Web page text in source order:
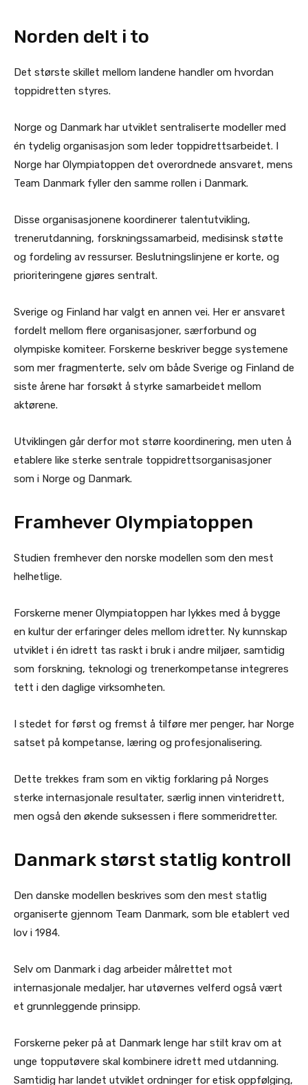
Norden delt i to
Det største skillet mellom landene handler om hvordan
toppidretten styres.
Norge og Danmark har utviklet sentraliserte modeller med
én tydelig organisasjon som leder toppidrettsarbeidet. I
Norge har Olympiatoppen det overordnede ansvaret, mens
Team Danmark fyller den samme rollen i Danmark.
Disse organisasjonene koordinerer talentutvikling,
trenerutdanning, forskningssamarbeid, medisinsk støtte
og fordeling av ressurser. Beslutningslinjene er korte, og
prioriteringene gjøres sentralt.
Sverige og Finland har valgt en annen vei. Her er ansvaret
fordelt mellom flere organisasjoner, særforbund og
olympiske komiteer. Forskerne beskriver begge systemene
som mer fragmenterte, selv om både Sverige og Finland de
siste årene har forsøkt å styrke samarbeidet mellom
aktørene.
Utviklingen går derfor mot større koordinering, men uten å
etablere like sterke sentrale toppidrettsorganisasjoner
som i Norge og Danmark.
Framhever Olympiatoppen
Studien fremhever den norske modellen som den mest
helhetlige.
Forskerne mener Olympiatoppen har lykkes med å bygge
en kultur der erfaringer deles mellom idretter. Ny kunnskap
utviklet i én idrett tas raskt i bruk i andre miljøer, samtidig
som forskning, teknologi og trenerkompetanse integreres
tett i den daglige virksomheten.
I stedet for først og fremst å tilføre mer penger, har Norge
satset på kompetanse, læring og profesjonalisering.
Dette trekkes fram som en viktig forklaring på Norges
sterke internasjonale resultater, særlig innen vinteridrett,
men også den økende suksessen i flere sommeridretter.
Danmark størst statlig kontroll
Den danske modellen beskrives som den mest statlig
organiserte gjennom Team Danmark, som ble etablert ved
lov i 1984.
Selv om Danmark i dag arbeider målrettet mot
internasjonale medaljer, har utøvernes velferd også vært
et grunnleggende prinsipp.
Forskerne peker på at Danmark lenge har stilt krav om at
unge topputøvere skal kombinere idrett med utdanning.
Samtidig har landet utviklet ordninger for etisk oppfølging,